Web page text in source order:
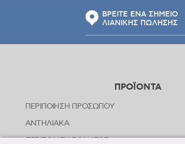
ΒΡΕΙΤΕ ΕΝΑ ΣΗΜΕΙΟ
ΛΙΑΝΙΚΗΣ ΠΩΛΗΣΗΣ
ΠΡΟΪΟΝΤΑ
ΠΕΡΙΠΟΙΗΣΗ ΠΡΟΣΩΠΟΥ
ΑΝΤΗΛΙΑΚΑ
ΠΕΡΙΠΟΙΗΣΗ ΣΩΜΑΤΟΣ